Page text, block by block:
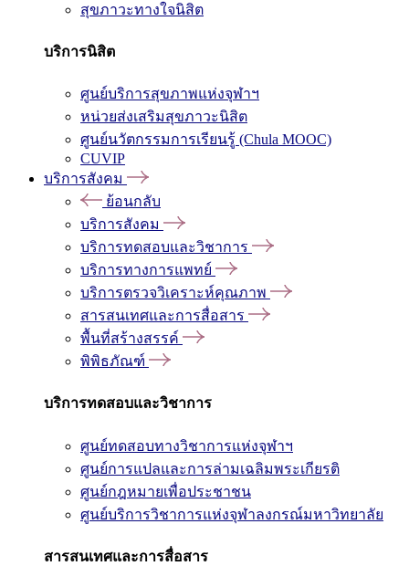
สุขภาวะทางใจนิสิต
บริการนิสิต
ศูนย์บริการสุขภาพแห่งจุฬาฯ
หน่วยส่งเสริมสุขภาวะนิสิต
ศูนย์นวัตกรรมการเรียนรู้ (Chula MOOC)
CUVIP
บริการสังคม
ย้อนกลับ
บริการสังคม
บริการทดสอบและวิชาการ
บริการทางการแพทย์
บริการตรวจวิเคราะห์คุณภาพ
สารสนเทศและการสื่อสาร
พื้นที่สร้างสรรค์
พิพิธภัณฑ์
บริการทดสอบและวิชาการ
ศูนย์ทดสอบทางวิชาการแห่งจุฬาฯ
ศูนย์การแปลและการล่ามเฉลิมพระเกียรติ
ศูนย์กฎหมายเพื่อประชาชน
ศูนย์บริการวิชาการแห่งจุฬาลงกรณ์มหาวิทยาลัย
สารสนเทศและการสื่อสาร